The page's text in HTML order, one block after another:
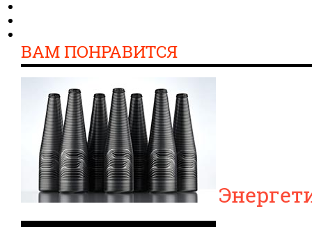
ВАМ ПОНРАВИТСЯ